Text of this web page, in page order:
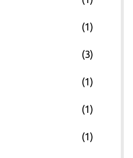
(1)
(3)
(1)
(1)
(1)